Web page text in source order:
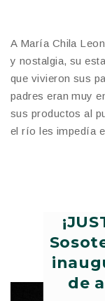
A María Chila
y nostalgia, su
que vivieron sus
padres eran muy
sus productos al
el río les impedía
de